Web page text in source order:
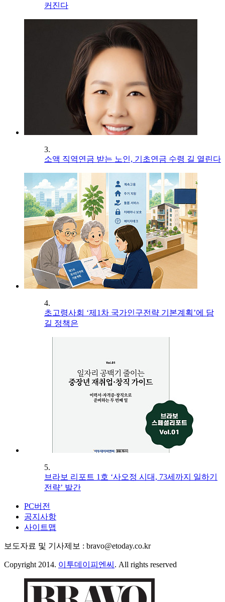
커진다
3.
소액 직역연금 받는 노인, 기초연금 수령 길 열린다
4.
초고령사회 ‘제1차 국가인구전략 기본계획’에 담
길 정책은
5.
브라보 리포트 1호 ‘사오정 시대, 73세까지 일하기
전략’ 발간
PC버전
공지사항
사이트맵
보도자료 및 기사제보 : bravo@etoday.co.kr
Copyright 2014. 이투데이피엔씨 . All rights reserved